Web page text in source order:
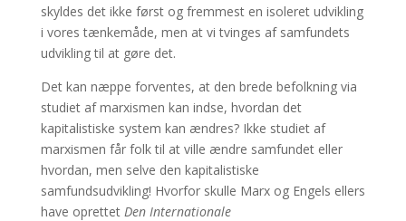
skyldes det ikke først og fremmest en isoleret udvikling
i vores tænkemåde, men at vi tvinges af samfundets
udvikling til at gøre det.
Det kan næppe forventes, at den brede befolkning via
studiet af marxismen kan indse, hvordan det
kapitalistiske system kan ændres? Ikke studiet af
marxismen får folk til at ville ændre samfundet eller
hvordan, men selve den kapitalistiske
samfundsudvikling! Hvorfor skulle Marx og Engels ellers
have oprettet Den Internationale